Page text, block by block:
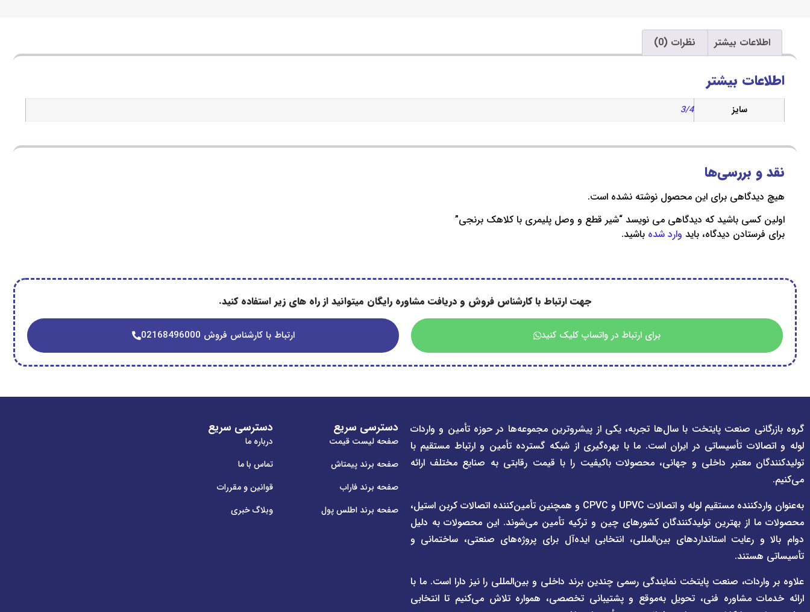
اطلاعات بیشتر نظرات (0)
اطلاعات بیشتر
سایز 3/4
نقد و بررسی‌ها
هیچ دیدگاهی برای این محصول نوشته نشده است.
اولین کسی باشید که دیدگاهی می نویسد “شیر قطع و وصل پلیمری با کلاهک برنجی”
برای فرستادن دیدگاه، باید وارد شده باشید.
جهت ارتباط با کارشناس فروش و دریافت مشاوره رایگان میتوانید از راه های زیر استفاده کنید.
ارتباط با کارشناس فروش 02168496000 برای ارتباط در واتساپ کلیک کنید
گروه بازرگانی صنعت پایتخت با سال‌ها تجربه، یکی از پیشروترین مجموعه‌ها در حوزه تأمین و واردات
لوله و اتصالات تأسیساتی در ایران است. ما با بهره‌گیری از شبکه گسترده تأمین و ارتباط مستقیم با
تولیدکنندگان معتبر داخلی و جهانی، محصولات باکیفیت را با قیمت رقابتی به صنایع مختلف ارائه
می‌کنیم.
به‌عنوان واردکننده مستقیم لوله و اتصالات UPVC و CPVC و همچنین تأمین‌کننده اتصالات کربن استیل،
محصولات ما از بهترین تولیدکنندگان کشورهای چین و ترکیه تأمین می‌شوند. این محصولات به دلیل
دوام بالا و رعایت استانداردهای بین‌المللی، انتخابی ایده‌آل برای پروژه‌های صنعتی، ساختمانی و
تأسیساتی هستند.
علاوه بر واردات، صنعت پایتخت نمایندگی رسمی چندین برند داخلی و بین‌المللی را نیز دارا است. ما با
ارائه خدمات مشاوره فنی، تحویل به‌موقع و پشتیبانی تخصصی، همواره تلاش می‌کنیم تا انتخابی
دسترسی سریع
صفحه لیست قیمت
صفحه برند پیمتاش
صفحه برند فاراب
صفحه برند اطلس پول
دسترسی سریع
درباره ما
تماس با ما
قوانین و مقررات
وبلاگ خبری